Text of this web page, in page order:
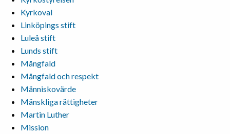
Kyrkoval
Linköpings stift
Luleå stift
Lunds stift
Mångfald
Mångfald och respekt
Människovärde
Mänskliga rättigheter
Martin Luther
Mission